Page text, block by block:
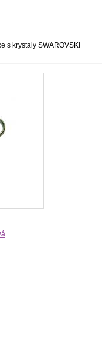
s krystaly SWAROVSKI